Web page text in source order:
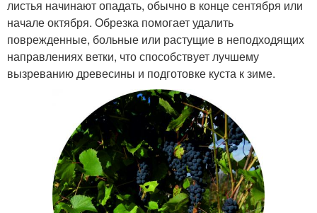
листья начинают опадать, обычно в конце сентября или
начале октября. Обрезка помогает удалить
поврежденные, больные или растущие в неподходящих
направлениях ветки, что способствует лучшему
вызреванию древесины и подготовке куста к зиме.